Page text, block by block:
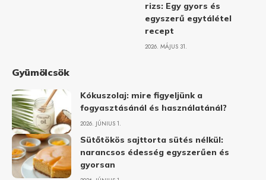
rizs: Egy gyors és
egyszerű egytálétel
recept
2026. MÁJUS 31.
Gyümölcsök
Kókuszolaj: mire figyeljünk a
fogyasztásánál és használatánál?
2026. JÚNIUS 1.
Sütőtökös sajttorta sütés nélkül:
narancsos édesség egyszerűen és
gyorsan